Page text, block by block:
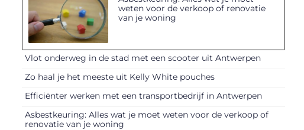
weten voor de verkoop of renovatie
van je woning
Vlot onderweg in de stad met een scooter uit Antwerpen
Zo haal je het meeste uit Kelly White pouches
Efficiënter werken met een transportbedrijf in Antwerpen
Asbestkeuring: Alles wat je moet weten voor de verkoop of
renovatie van je woning